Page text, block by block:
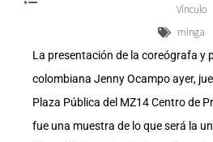
Vínculo
minga
La presentación de la coreógrafa y
colombiana Jenny Ocampo ayer,
Plaza Pública del MZ14 Centro de
fue una muestra de lo que será la